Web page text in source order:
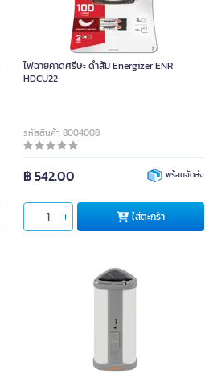
ไฟฉายคาดศรีษะ ดำส้ม Energizer ENR
HDCU22
รหัสสินค้า 8004008
฿ 542.00 พร้อมจัดส่ง
ใส่ตะกร้า